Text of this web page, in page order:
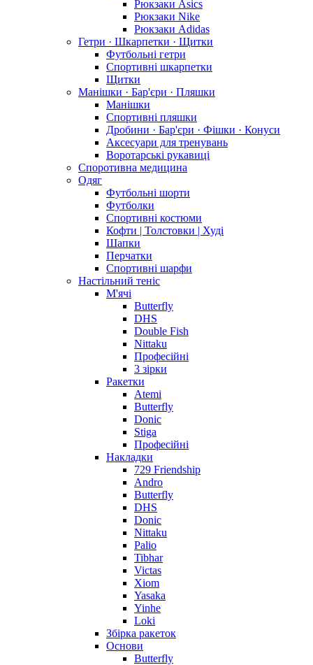
Рюкзаки Asics
Рюкзаки Nike
Рюкзаки Adidas
Гетри · Шкарпетки · Щитки
Футбольні гетри
Спортивні шкарпетки
Щитки
Манішки · Бар'єри · Пляшки
Манішки
Спортивні пляшки
Дробини · Бар'єри · Фішки · Конуси
Аксесуари для тренувань
Воротарські рукавиці
Споротивна медицина
Одяг
Футбольні шорти
Футболки
Спортивні костюми
Кофти | Толстовки | Худі
Шапки
Перчатки
Спортивні шарфи
Настільний теніс
М'ячі
Butterfly
DHS
Double Fish
Nittaku
Професійні
3 зірки
Ракетки
Atemi
Butterfly
Donic
Stiga
Професійні
Накладки
729 Friendship
Andro
Butterfly
DHS
Donic
Nittaku
Palio
Tibhar
Victas
Xiom
Yasaka
Yinhe
Loki
Збірка ракеток
Основи
Butterfly